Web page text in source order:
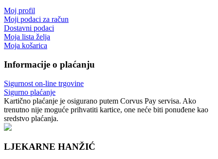
Moj profil
Moji podaci za račun
Dostavni podaci
Moja lista želja
Moja košarica
Informacije o plaćanju
Sigurnost on-line trgovine
Sigurno plaćanje
Kartično plaćanje je osigurano putem Corvus Pay servisa. Ako
trenutno nije moguće prihvatiti kartice, one neće biti ponuđene kao
sredstvo plaćanja.
LJEKARNE HANŽIĆ